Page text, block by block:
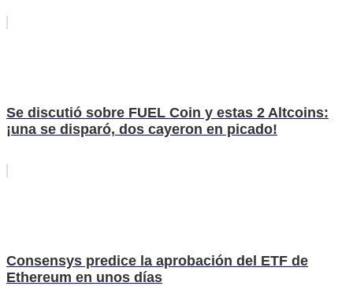
Se discutió sobre FUEL Coin y estas 2 Altcoins:
¡una se disparó, dos cayeron en picado!
Consensys predice la aprobación del ETF de
Ethereum en unos días